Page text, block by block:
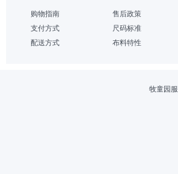
购物指南
支付方式
配送方式
售后政策
尺码标准
布料特性
牧童园服